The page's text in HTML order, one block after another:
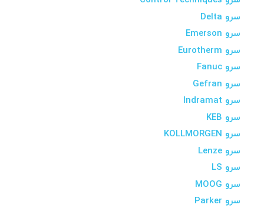
سرو Delta
سرو Emerson
سرو Eurotherm
سرو Fanuc
سرو Gefran
سرو Indramat
سرو KEB
سرو KOLLMORGEN
سرو Lenze
سرو LS
سرو MOOG
سرو Parker